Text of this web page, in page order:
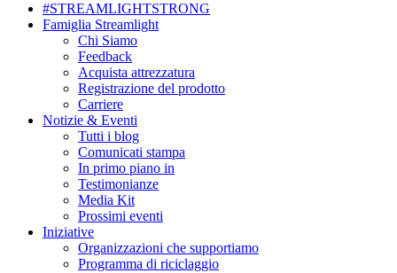
#STREAMLIGHTSTRONG
Famiglia Streamlight
Chi Siamo
Feedback
Acquista attrezzatura
Registrazione del prodotto
Carriere
Notizie & Eventi
Tutti i blog
Comunicati stampa
In primo piano in
Testimonianze
Media Kit
Prossimi eventi
Iniziative
Organizzazioni che supportiamo
Programma di riciclaggio